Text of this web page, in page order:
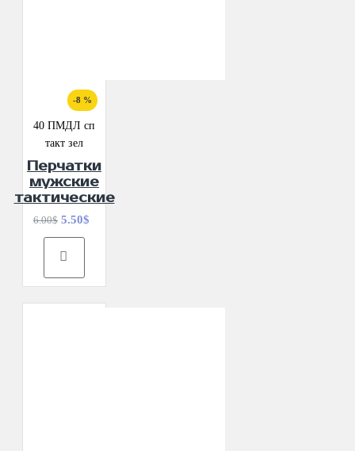
-8 %
40 ПМДЛ сп
такт зел
Перчатки
мужские
тактические
6.00$ 5.50$